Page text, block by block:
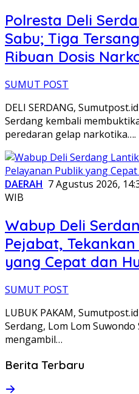
Polresta Deli
Sabu; Tiga
Ribuan Dosis
SUMUT POST
DELI SERDANG,
Serdang kembali
peredaran gelap narkotika….
DAERAH 7 Agustus 2026,
WIB
Wabup Deli
Pejabat,
yang Cepat dan
SUMUT POST
LUBUK PAKAM,
Serdang, Lom Lom Suwondo
mengambil…
Berita Terbaru